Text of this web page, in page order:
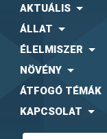
AKTUÁLIS
ÁLLAT
ÉLELMISZER
NÖVÉNY
ÁTFOGÓ TÉMÁK
KAPCSOLAT